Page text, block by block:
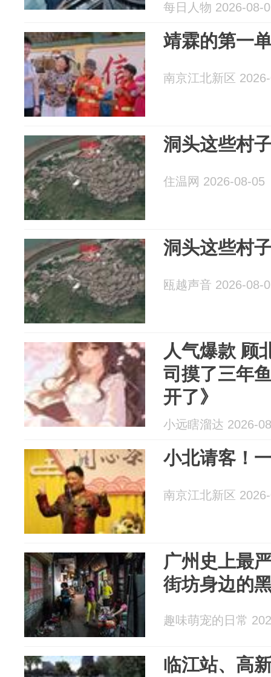
每日人物 2026-08-
靖霖的第一
南京江北新区
洞头这些村
住温网 2026-08-05
洞头这些村
瓯越声音 2026-08-
人气爆款 顾
司摸了三年
开了》
小远瞎溜达 2026-
小北请客！
南京江北新区
广州史上最
街坊身边的
趣味萌宠的日常
临江站、高